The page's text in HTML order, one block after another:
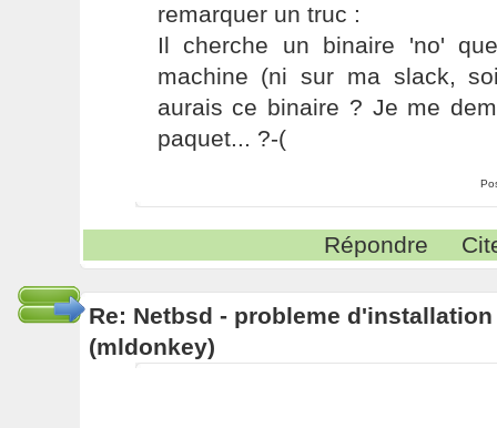
remarquer un truc :
Il cherche un binaire 'no'
machine (ni sur ma slack,
aurais ce binaire ? Je me
paquet... ?-(
Répondre
Re: Netbsd - probleme
(mldonkey)